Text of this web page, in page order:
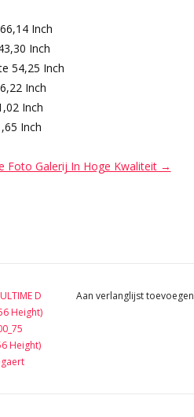
Inch
Inch
54,25 Inch
Inch
Inch
Inch
Foto Galerij In Hoge Kwaliteit →
D
Height)
Height)
Aan verlanglijst toevoegen